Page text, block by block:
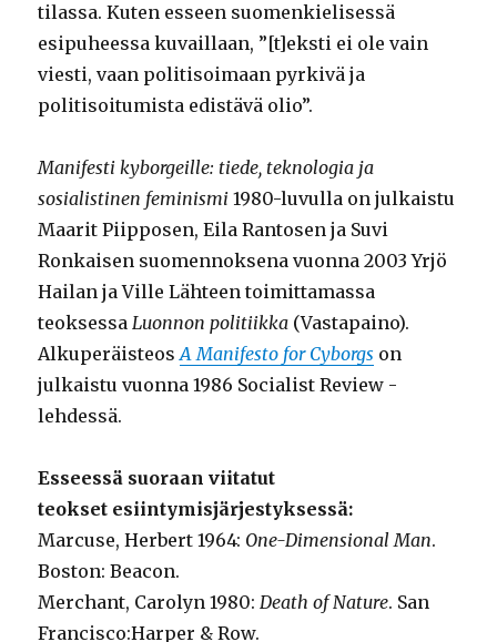
tilassa. Kuten esseen suomenkielisessä
esipuheessa kuvaillaan, ”[t]eksti ei ole vain
viesti, vaan politisoimaan pyrkivä ja
politisoitumista edistävä olio”.
Manifesti kyborgeille: tiede, teknologia ja
sosialistinen feminismi 1980-luvulla on julkaistu
Maarit Piipposen, Eila Rantosen ja Suvi
Ronkaisen suomennoksena vuonna 2003 Yrjö
Hailan ja Ville Lähteen toimittamassa
teoksessa Luonnon politiikka (Vastapaino).
AlkuperäisteosA Manifesto for Cyborgs on
julkaistu vuonna 1986 Socialist Review -
lehdessä.
Esseessä suoraan viitatut
teokset esiintymisjärjestyksessä:
Marcuse, Herbert 1964: One-Dimensional Man.
Boston: Beacon.
Merchant, Carolyn 1980: Death of Nature. San
Francisco:Harper & Row.